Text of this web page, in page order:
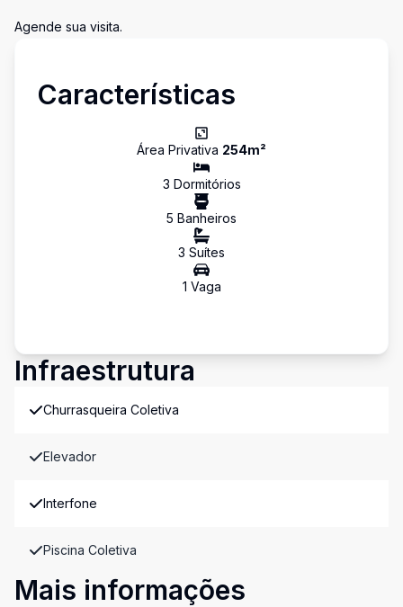
Agende sua visita.
Características
Área Privativa 254m²
3 Dormitórios
5 Banheiros
3 Suítes
1 Vaga
Infraestrutura
Churrasqueira Coletiva
Elevador
Interfone
Piscina Coletiva
Mais informações